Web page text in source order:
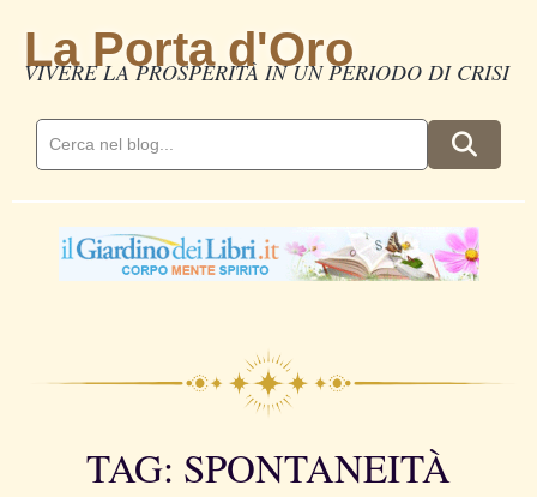
La Porta d'Oro
VIVERE LA PROSPERITÀ IN UN PERIODO DI CRISI
TAG: SPONTANEITÀ